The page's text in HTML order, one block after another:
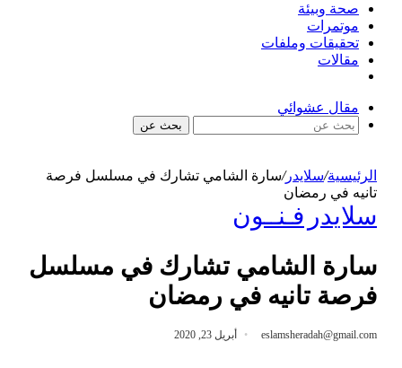
صحة وبيئة
موتمرات
تحقيقات وملفات
مقالات
مقال عشوائي
بحث عن
الرئيسية/سلايدر/سارة الشامي تشارك في مسلسل فرصة
تانيه في رمضان
سلايدر فـنــون
سارة الشامي تشارك في مسلسل
فرصة تانيه في رمضان
eslamsheradah@gmail.com أبريل 23, 2020